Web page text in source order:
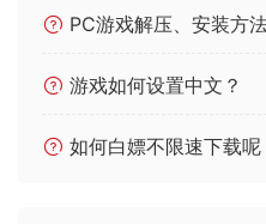
PC游戏解压、安装方
游戏如何设置中文？
如何白嫖不限速下载呢